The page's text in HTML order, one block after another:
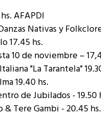
AFAPDI
Nativas y
17.45 hs.
10 de noviembre –
"La Tarantela"
19.40 hs.
de Jubilados - 19.50
& Tere Gambi - 20.45 hs.